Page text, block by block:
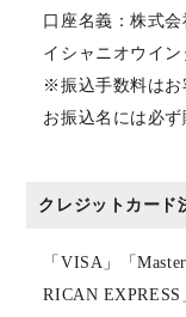
口座名義：株式
イシャニオウイ
※振込手数料はお
お振込名には必ず
クレジットカード
「VISA」「
RICAN